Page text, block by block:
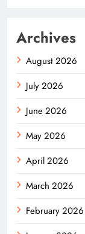
Archives
August 2026
July 2026
June 2026
May 2026
April 2026
March 2026
February 2026